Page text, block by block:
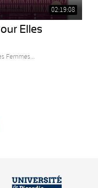
02:19:08
Elles
Femmes...